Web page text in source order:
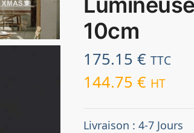
10cm
175.15€ TTC
144.75€ HT
Livraison : 4-7 Jours